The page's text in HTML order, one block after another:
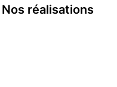
Nos réalisations